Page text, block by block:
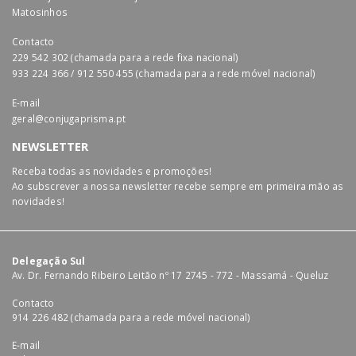
Matosinhos
Contacto
229 542 302 (chamada para a rede fixa nacional)
933 224 366 / 912 550 455 (chamada para a rede móvel nacional)
E-mail
geral@conjugaprisma.pt
NEWSLETTER
Receba todas as novidades e promoções!
Ao subscrever a nossa newsletter recebe sempre em primeira mão as
novidades!
Delegação Sul
Av. Dr. Fernando Ribeiro Leitão nº 17 2745 - 772 - Massamá - Queluz
Contacto
914 226 482 (chamada para a rede móvel nacional)
E-mail